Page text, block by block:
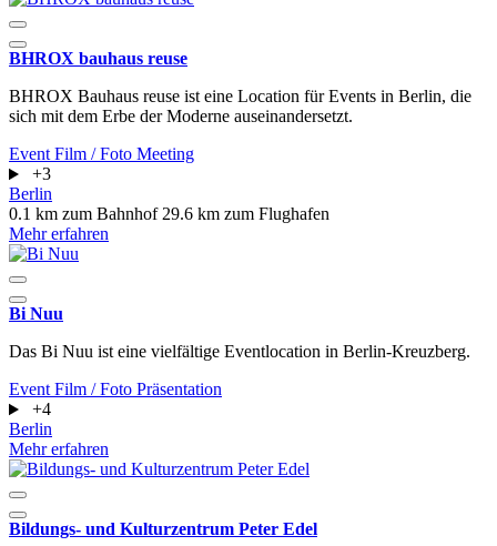
BHROX bauhaus reuse
BHROX Bauhaus reuse ist eine Location für Events in Berlin, die
sich mit dem Erbe der Moderne auseinandersetzt.
Event Film / Foto Meeting
+3
Berlin
0.1 km zum Bahnhof 29.6 km zum Flughafen
Mehr erfahren
Bi Nuu
Das Bi Nuu ist eine vielfältige Eventlocation in Berlin-Kreuzberg.
Event Film / Foto Präsentation
+4
Berlin
Mehr erfahren
Bildungs- und Kulturzentrum Peter Edel